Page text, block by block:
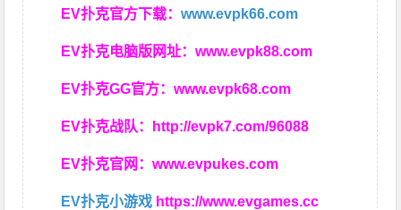
EV扑克官方下载：www.evpk66.com
EV扑克电脑版网址：www.evpk88.com
EV扑克GG官方：www.evpk68.com
EV扑克战队： http://evpk7.com/96088
EV扑克官网：www.evpukes.com
EV扑克小游戏 https://www.evgames.cc